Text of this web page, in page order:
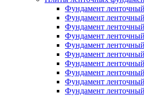
Фундамент
Фундамент
Фундамент
Фундамент
Фундамент
Фундамент
Фундамент
Фундамент
Фундамент
Фундамент